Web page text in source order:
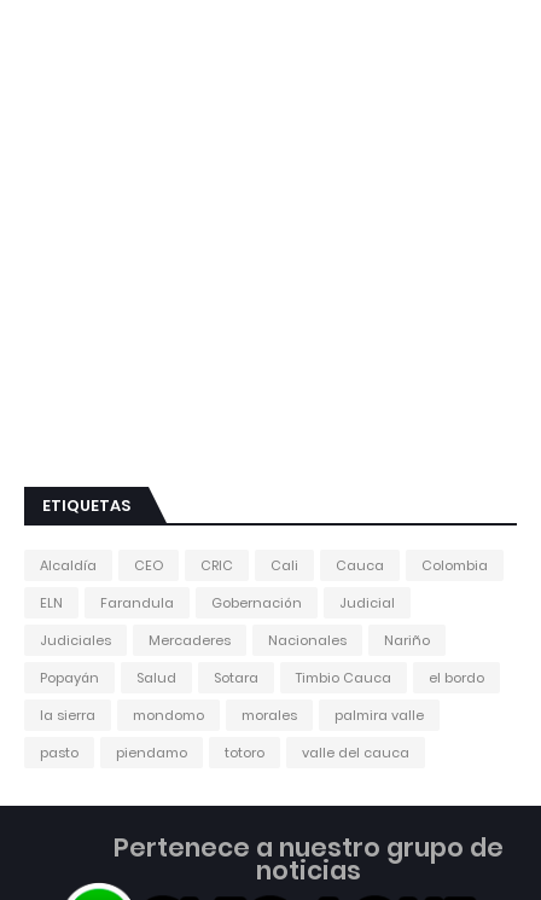
ETIQUETAS
Alcaldía CEO CRIC Cali Cauca
Colombia
ELN
Farandula Gobernación
Judicial
Judiciales
Mercaderes Nacionales
Nariño
Popayán
Salud Sotara Timbio Cauca
el bordo
la sierra
mondomo morales
palmira valle
pasto
piendamo totoro valle del cauca
Pertenece a nuestro grupo de
noticias